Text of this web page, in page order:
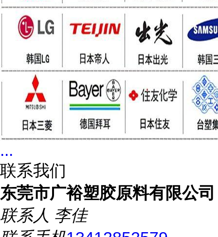
...
联系我们
东莞市广裕塑胶原料有限公司
联系人 李佳